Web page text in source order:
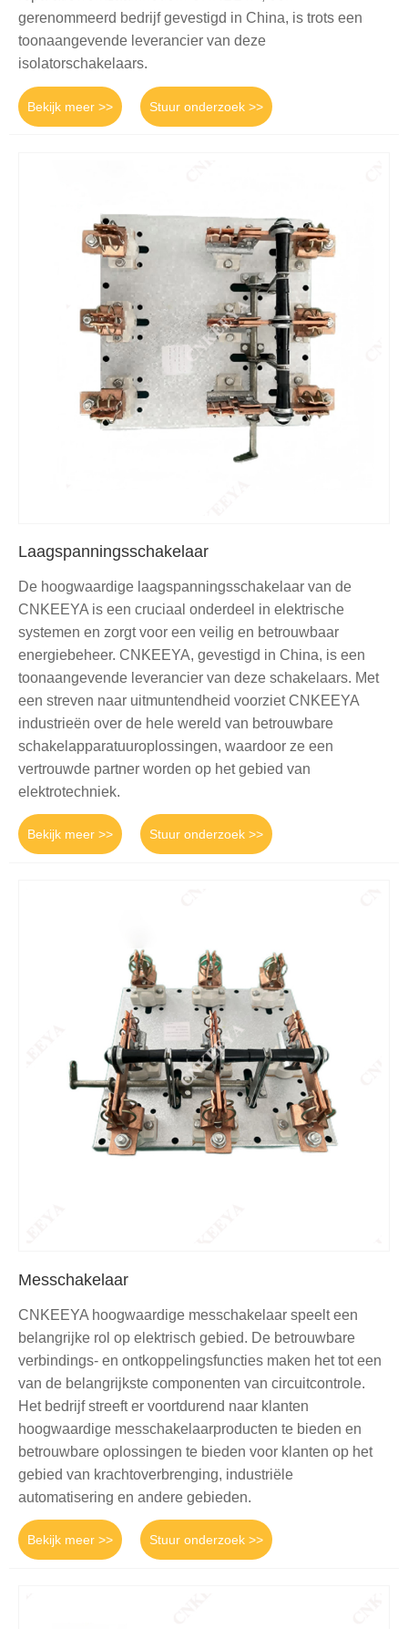
gerenommeerd bedrijf gevestigd in China, is trots een
toonaangevende leverancier van deze
isolatorschakelaars.
Bekijk meer >> Stuur onderzoek >>
Laagspanningsschakelaar
De hoogwaardige laagspanningsschakelaar van de
CNKEEYA is een cruciaal onderdeel in elektrische
systemen en zorgt voor een veilig en betrouwbaar
energiebeheer. CNKEEYA, gevestigd in China, is een
toonaangevende leverancier van deze schakelaars. Met
een streven naar uitmuntendheid voorziet CNKEEYA
industrieën over de hele wereld van betrouwbare
schakelapparatuuroplossingen, waardoor ze een
vertrouwde partner worden op het gebied van
elektrotechniek.
Bekijk meer >> Stuur onderzoek >>
Messchakelaar
CNKEEYA hoogwaardige messchakelaar speelt een
belangrijke rol op elektrisch gebied. De betrouwbare
verbindings- en ontkoppelingsfuncties maken het tot een
van de belangrijkste componenten van circuitcontrole.
Het bedrijf streeft er voortdurend naar klanten
hoogwaardige messchakelaarproducten te bieden en
betrouwbare oplossingen te bieden voor klanten op het
gebied van krachtoverbrenging, industriële
automatisering en andere gebieden.
Bekijk meer >> Stuur onderzoek >>